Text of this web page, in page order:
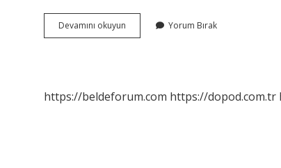
Devamını okuyun
Pilavı
Yorum Bırak
https://beldeforum.com https://dopod.com.tr